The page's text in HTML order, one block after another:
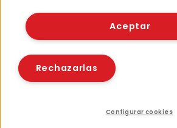
© Fundación EROSKI
Políticas de cookies
Aceptar
Rechazarlas
Configurar cookies